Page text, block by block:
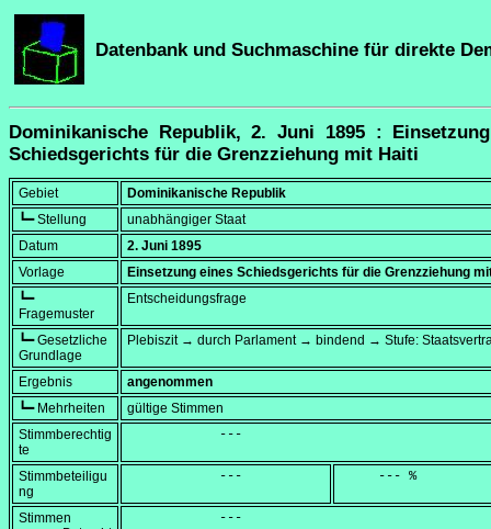
Datenbank und Suchmaschine für direkte
Dominikanische Republik, 2. Juni 1895 :
Schiedsgerichts für die Grenzziehung mit Haiti
Gebiet
Dominikanische Republik
┗━ Stellung
unabhängiger Staat
Datum
2. Juni 1895
Vorlage
Einsetzung eines Schiedsgerichts für die Grenzziehung
┗━
Fragemuster
Entscheidungsfrage
┗━ Gesetzliche
Grundlage
Plebiszit → durch Parlament → bindend → Stufe:
Ergebnis
angenommen
┗━ Mehrheiten
gültige Stimmen
Stimmberechtig
te
            ---
Stimmbeteiligu
ng
            ---
     --- %
Stimmen
            ---